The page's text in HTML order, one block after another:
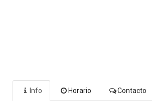
Info Horario Contacto